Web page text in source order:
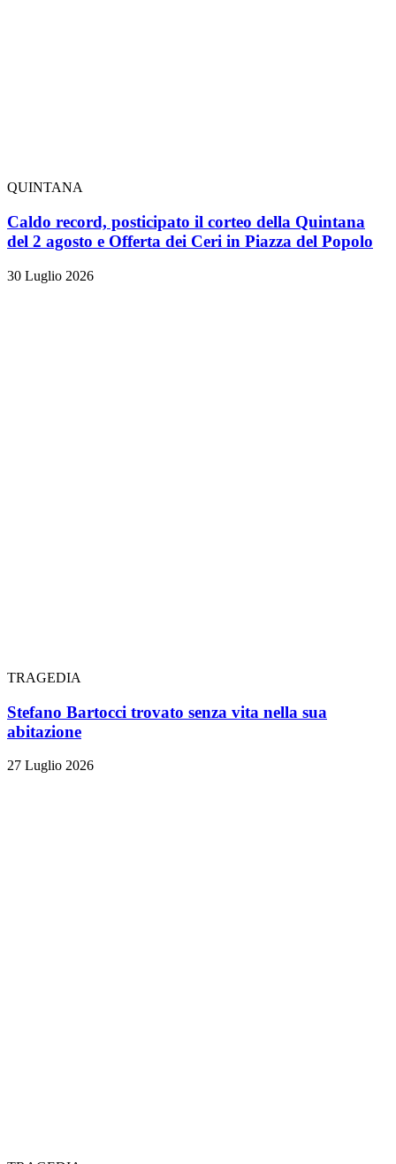
QUINTANA
Caldo record, posticipato il corteo della Quintana
del 2 agosto e Offerta dei Ceri in Piazza del Popolo
30 Luglio 2026
TRAGEDIA
Stefano Bartocci trovato senza vita nella sua
abitazione
27 Luglio 2026